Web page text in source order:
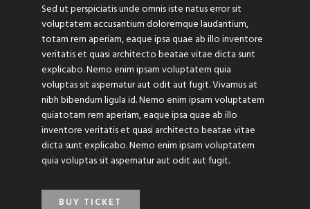
Sed ut perspiciatis unde omnis iste natus error sit
voluptatem accusantium doloremque laudantium,
totam rem aperiam, eaque ipsa quae ab illo inventore
veritatis et quasi architecto beatae vitae dicta sunt
explicabo. Nemo enim ipsam voluptatem quia
voluptas sit aspernatur aut odit aut fugit. Vivamus at
nibh bibendum ligula id. Nemo enim ipsam voluptatem
quiatotam rem aperiam, eaque ipsa quae ab illo
inventore veritatis et quasi architecto beatae vitae
dicta sunt explicabo. Nemo enim ipsam voluptatem
quia voluptas sit aspernatur aut odit aut fugit.
BUY TICKET